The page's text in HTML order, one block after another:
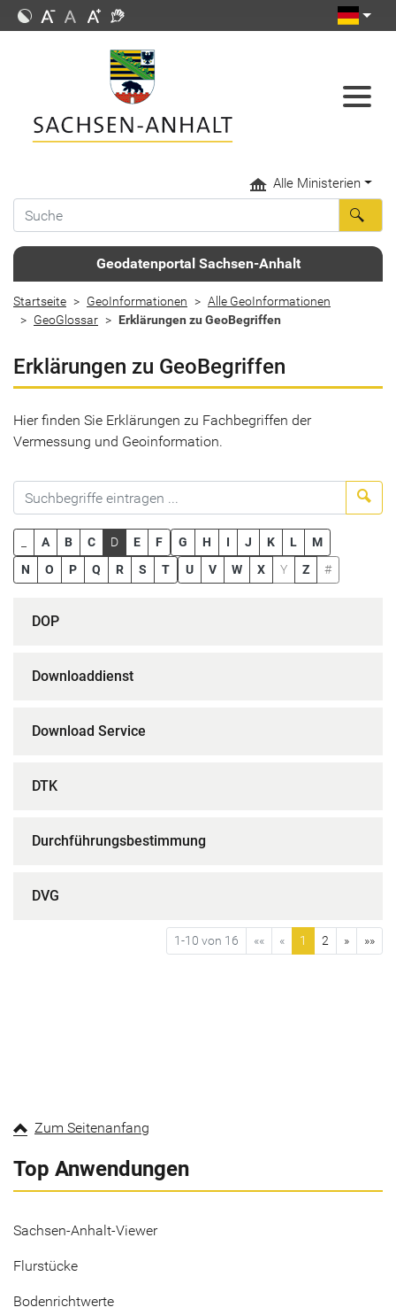
Alle Ministerien
Geodatenportal Sachsen-Anhalt
Startseite GeoInformationen
Alle GeoInformationen
GeoGlossar
Erklärungen zu GeoBegriffen
Erklärungen zu GeoBegriffen
Hier finden Sie Erklärungen zu Fachbegriffen der
Vermessung und Geoinformation.
A B C D E F G H I J K L
M
N
O P Q R S T U V W X Y Z #
DOP
Downloaddienst
Download Service
DTK
Durchführungsbestimmung
DVG
1-10 von 16 «« « 1 2 » »»
Zum Seitenanfang
Top Anwendungen
Sachsen-Anhalt-Viewer
Flurstücke
Bodenrichtwerte